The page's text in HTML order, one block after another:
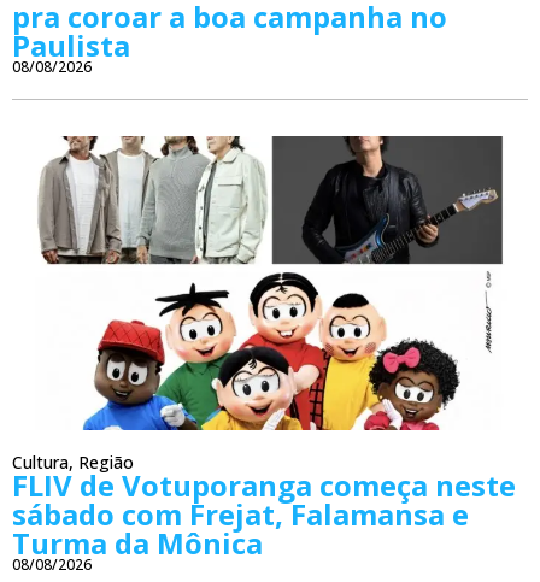
pra coroar a boa campanha no
Paulista
08/08/2026
Cultura, Região
FLIV de Votuporanga começa neste
sábado com Frejat, Falamansa e
Turma da Mônica
08/08/2026